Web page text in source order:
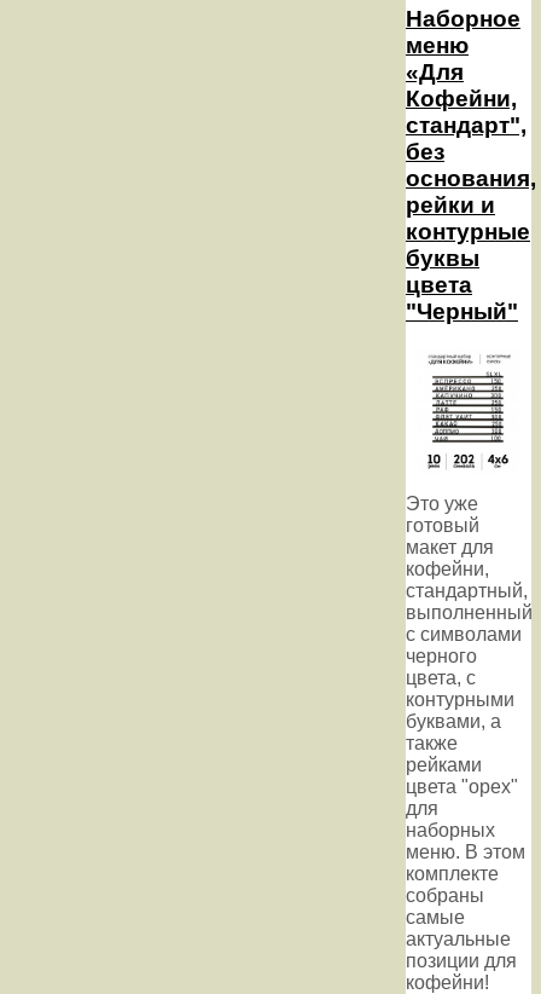
Наборное
меню
«Для
Кофейни,
стандарт",
без
основания,
рейки и
контурные
буквы
цвета
"Черный"
Это уже
готовый
макет для
кофейни,
стандартный,
выполненный
с символами
черного
цвета, с
контурными
буквами, а
также
рейками
цвета "орех"
для
наборных
меню. В этом
комплекте
собраны
самые
актуальные
позиции для
кофейни!